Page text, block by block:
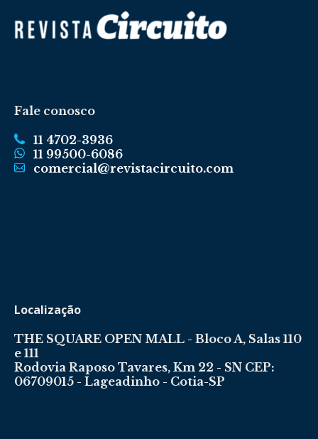
Fale conosco
11 4702-3936
11 99500-6086
comercial@revistacircuito.com
Localização
THE SQUARE OPEN MALL - Bloco A, Salas 110
e 111
Rodovia Raposo Tavares, Km 22 - SN CEP:
06709015 - Lageadinho - Cotia-SP